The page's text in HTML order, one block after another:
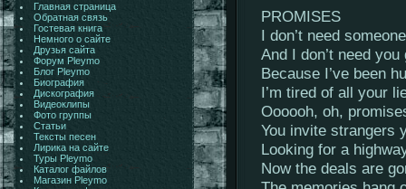
Главная страница
Обратная связь
Гостевая книга
Немного о сайте
Друзья сайта
Форум Pleymo
Блог Pleymo
Биография
Дискография
Видеоклипы
Фото группы
Статьи
Тексты песен
Лирика на сайте
Туры Pleymo
Каталог файлов
Магазин Pleymo
PROMISES
I don’t need
And I don’t need
Because I’ve been
I’m tired of all your
Oooooh, oh,
You invite strangers
Looking for a
Now the deals are